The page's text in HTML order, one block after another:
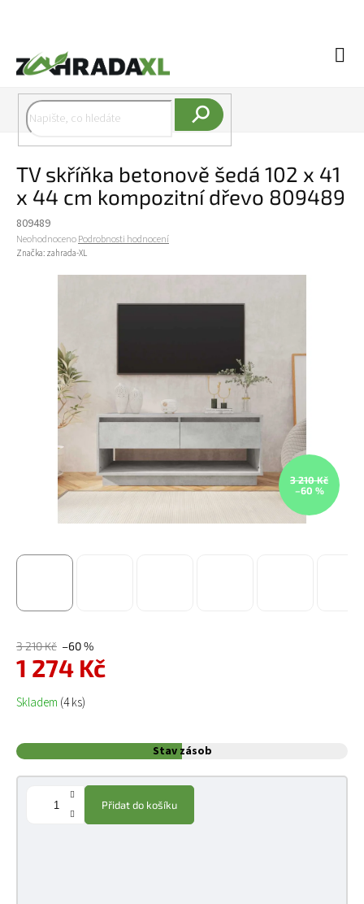
TV skříňka betonově šedá 102 x 41
x 44 cm kompozitní dřevo 809489
809489
Průměrné hodnocení produktu je 0,0 z 5 hvězdiček.
NeohodnocenoPodrobnosti hodnocení
Značka: zahrada-XL
3 210 Kč
–60 %
3 210 Kč –60 %
1 274 Kč
Měrná cena:
Skladem (4 ks)
Stav zásob
Přidat do košíku